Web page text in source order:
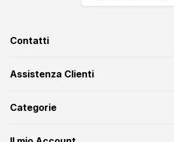
Contatti
Assistenza Clienti
Categorie